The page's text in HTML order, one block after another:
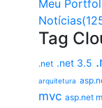
Meu
Tag
.net .net 3.5
arquitetura
mvc asp.net